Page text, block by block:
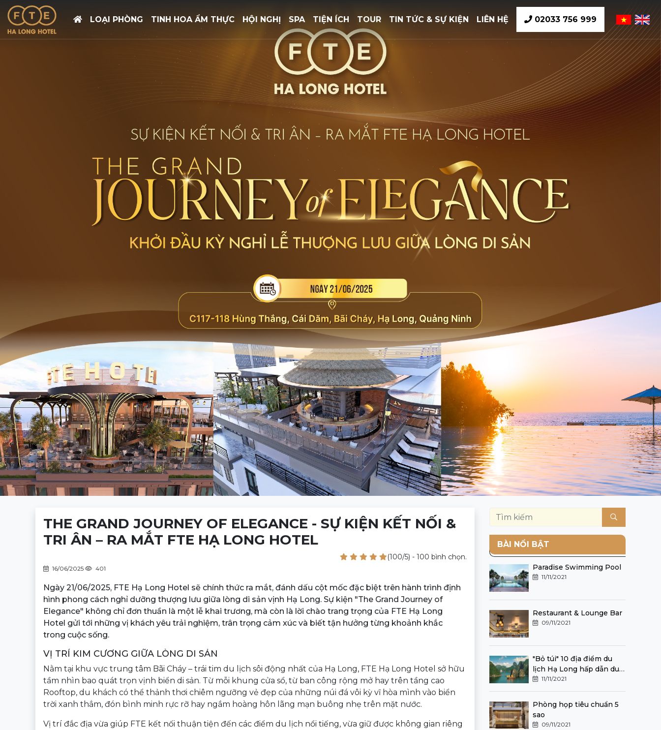
LOẠI PHÒNG TINH HOA ẨM THỰC HỘI NGHỊ SPA TIỆN ÍCH TOUR TIN TỨC & SỰ KIỆN LIÊN HỆ 02033 756 999
THE GRAND JOURNEY OF ELEGANCE - SỰ KIỆN KẾT NỐI &
TRI ÂN – RA MẮT FTE HẠ LONG HOTEL
(100/5) - 100 bình chọn.
16/06/2025 401
Ngày 21/06/2025, FTE Hạ Long Hotel sẽ chính thức ra mắt, đánh dấu cột mốc đặc biệt trên hành trình định
hình phong cách nghỉ dưỡng thượng lưu giữa lòng di sản vịnh Hạ Long. Sự kiện "The Grand Journey of
Elegance" không chỉ đơn thuần là một lễ khai trương, mà còn là lời chào trang trọng của FTE Hạ Long
Hotel gửi tới những vị khách yêu trải nghiệm, trân trọng cảm xúc và biết tận hưởng từng khoảnh khắc
trong cuộc sống.
VỊ TRÍ KIM CƯƠNG GIỮA LÒNG DI SẢN
Nằm tại khu vực trung tâm Bãi Cháy – trái tim du lịch sôi động nhất của Hạ Long, FTE Hạ Long Hotel sở hữu
tầm nhìn bao quát trọn vịnh biển di sản. Từ mỗi khung cửa sổ, từ ban công rộng mở hay trên tầng cao
Rooftop, du khách có thể thảnh thơi chiêm ngưỡng vẻ đẹp của những núi đá vôi kỳ vĩ hòa mình vào biển
trời xanh thẳm, đón bình minh rực rỡ hay ngắm hoàng hôn lãng mạn buông nhẹ trên mặt nước.
Vị trí đắc địa vừa giúp FTE kết nối thuận tiện đến các điểm du lịch nổi tiếng, vừa giữ được không gian riêng
BÀI NỔI BẬT
Paradise Swimming Pool
11/11/2021
Restaurant & Lounge Bar
09/11/2021
"Bỏ túi" 10 địa điểm du
lịch Hạ Long hấp dẫn du
khách nhất định phải
đến một lần
11/11/2021
Phòng họp tiêu chuẩn 5
sao
09/11/2021